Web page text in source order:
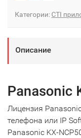
Категории: CTI
Описание
Panasonic
Лицензия
телефона или IP
Panasonic KX-